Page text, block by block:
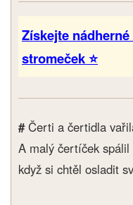
Získejte
stromeček ⭐
#Čerti a čertidla
A malý čertíček
když si chtěl osladit